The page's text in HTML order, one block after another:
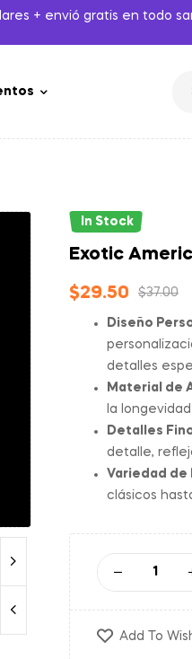
+ envió gratis en todo
In Stock
Exotic
$37.00
$29.50
Diseño
detalles
Material de
la
Detalles
detalle,
Variedad de
clásicos
Add To